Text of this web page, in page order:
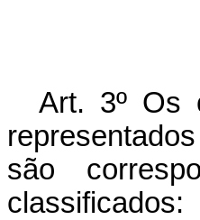
Art. 3º Os
são
classificados: